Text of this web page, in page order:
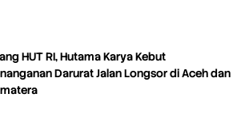
HUT RI, Hutama Karya Kebut
Darurat Jalan Longsor di Aceh dan